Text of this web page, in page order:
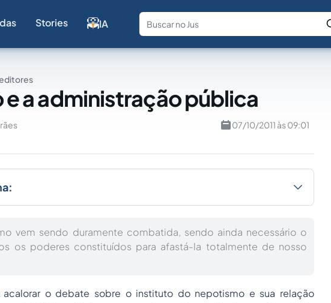
Stories IA
Fale com a IA Buscar no Jus
a administração pública
07/10/2011 às 09:01
vem sendo duramente combatida, sendo ainda necessário o
os poderes constituídos para afastá-la totalmente de nosso
o debate sobre o instituto do nepotismo e sua relação